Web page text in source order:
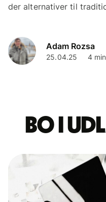
der alternativer til
Adam Rozsa
25.04.25 4
Bo i